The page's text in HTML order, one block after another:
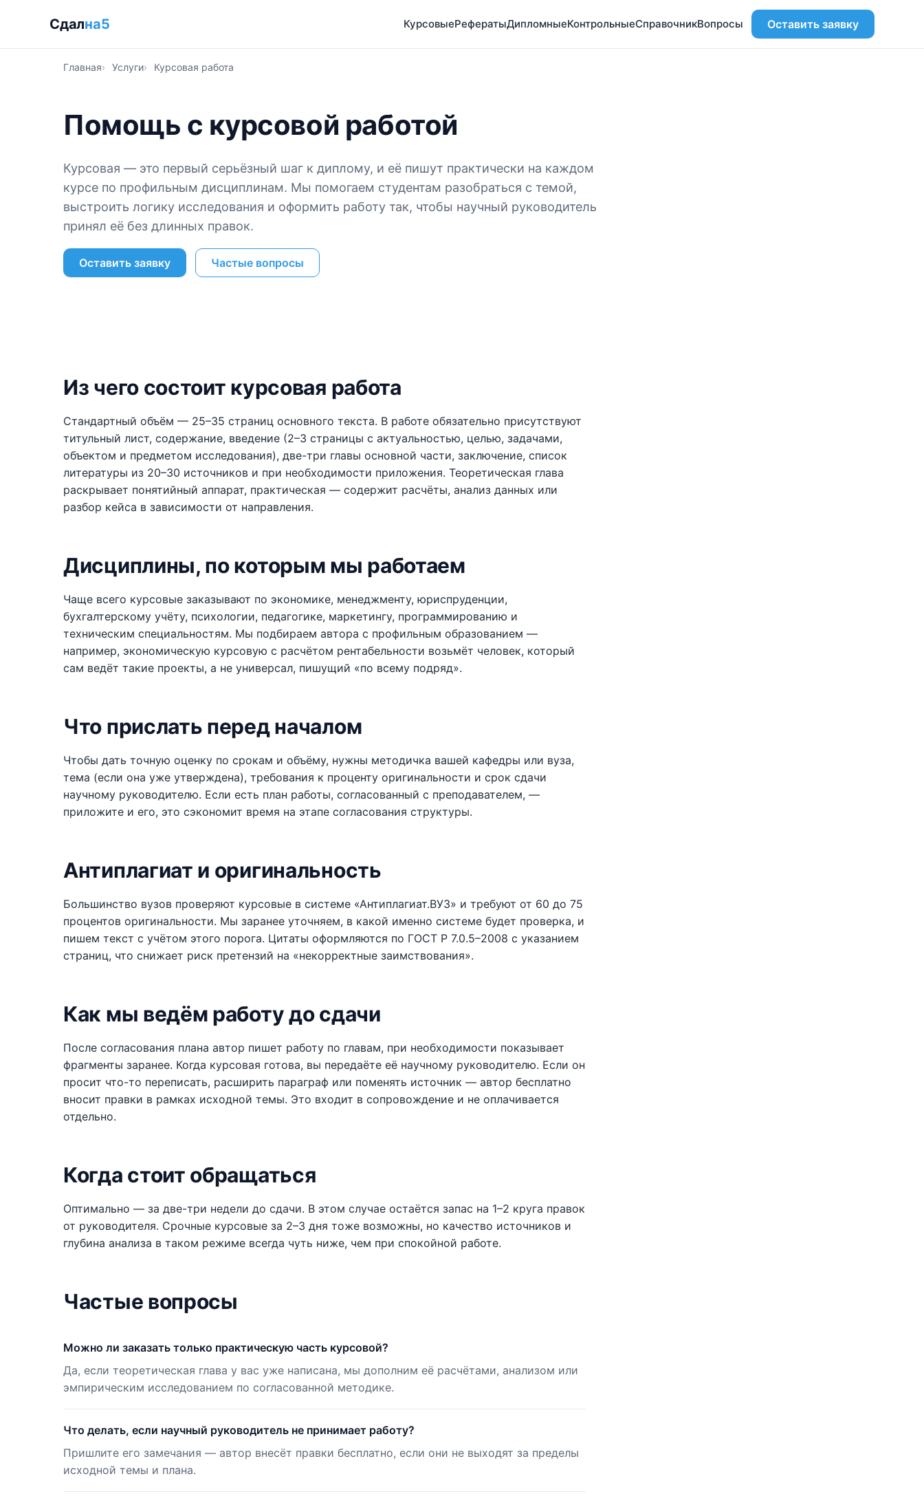
Сдална5 КурсовыеРефератыДипломныеКонтрольныеСправочникВопросы Оставить заявку
Главная Услуги Курсовая работа
Помощь с курсовой работой
Курсовая — это первый серьёзный шаг к диплому, и её пишут практически на каждом
курсе по профильным дисциплинам. Мы помогаем студентам разобраться с темой,
выстроить логику исследования и оформить работу так, чтобы научный руководитель
принял её без длинных правок.
Оставить заявку Частые вопросы
Из чего состоит курсовая работа
Стандартный объём — 25–35 страниц основного текста. В работе обязательно присутствуют
титульный лист, содержание, введение (2–3 страницы с актуальностью, целью, задачами,
объектом и предметом исследования), две-три главы основной части, заключение, список
литературы из 20–30 источников и при необходимости приложения. Теоретическая глава
раскрывает понятийный аппарат, практическая — содержит расчёты, анализ данных или
разбор кейса в зависимости от направления.
Дисциплины, по которым мы работаем
Чаще всего курсовые заказывают по экономике, менеджменту, юриспруденции,
бухгалтерскому учёту, психологии, педагогике, маркетингу, программированию и
техническим специальностям. Мы подбираем автора с профильным образованием —
например, экономическую курсовую с расчётом рентабельности возьмёт человек, который
сам ведёт такие проекты, а не универсал, пишущий «по всему подряд».
Что прислать перед началом
Чтобы дать точную оценку по срокам и объёму, нужны методичка вашей кафедры или вуза,
тема (если она уже утверждена), требования к проценту оригинальности и срок сдачи
научному руководителю. Если есть план работы, согласованный с преподавателем, —
приложите и его, это сэкономит время на этапе согласования структуры.
Антиплагиат и оригинальность
Большинство вузов проверяют курсовые в системе «Антиплагиат.ВУЗ» и требуют от 60 до 75
процентов оригинальности. Мы заранее уточняем, в какой именно системе будет проверка, и
пишем текст с учётом этого порога. Цитаты оформляются по ГОСТ Р 7.0.5–2008 с указанием
страниц, что снижает риск претензий на «некорректные заимствования».
Как мы ведём работу до сдачи
После согласования плана автор пишет работу по главам, при необходимости показывает
фрагменты заранее. Когда курсовая готова, вы передаёте её научному руководителю. Если он
просит что-то переписать, расширить параграф или поменять источник — автор бесплатно
вносит правки в рамках исходной темы. Это входит в сопровождение и не оплачивается
отдельно.
Когда стоит обращаться
Оптимально — за две-три недели до сдачи. В этом случае остаётся запас на 1–2 круга правок
от руководителя. Срочные курсовые за 2–3 дня тоже возможны, но качество источников и
глубина анализа в таком режиме всегда чуть ниже, чем при спокойной работе.
Частые вопросы
Можно ли заказать только практическую часть курсовой?
Да, если теоретическая глава у вас уже написана, мы дополним её расчётами, анализом или
эмпирическим исследованием по согласованной методике.
Что делать, если научный руководитель не принимает работу?
Пришлите его замечания — автор внесёт правки бесплатно, если они не выходят за пределы
исходной темы и плана.